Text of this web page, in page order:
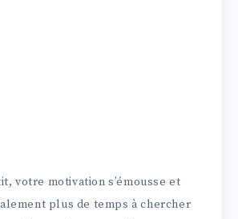
votre motivation s’émousse et
plus de temps à chercher